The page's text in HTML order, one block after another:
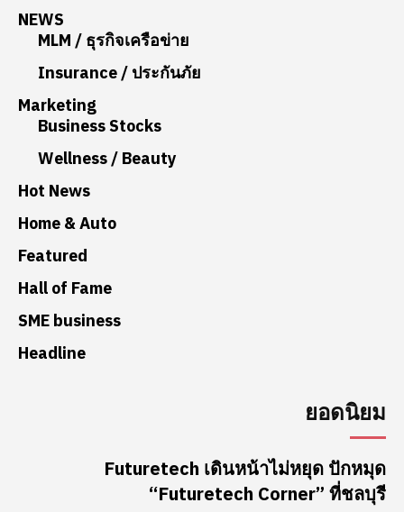
NEWS
MLM / ธุรกิจเครือข่าย
Insurance / ประกันภัย
Marketing
Business Stocks
Wellness / Beauty
Hot News
Home & Auto
Featured
Hall of Fame
SME business
Headline
ยอดนิยม
Futuretech เดินหน้าไม่หยุด ปักหมุด
“Futuretech Corner” ที่ชลบุรี